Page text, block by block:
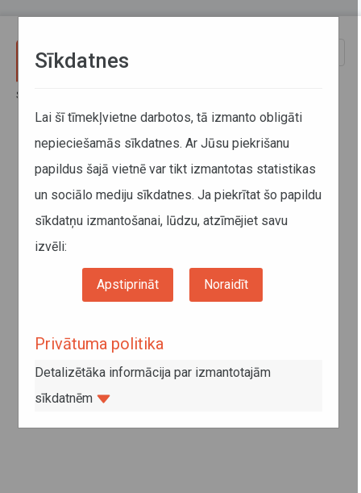
Sākums
Pārvadātie pasažieri
Sīkdatnes
Lai šī tīmekļvietne darbotos, tā izmanto obligāti
nepieciešamās sīkdatnes. Ar Jūsu piekrišanu
papildus šajā vietnē var tikt izmantotas statistikas
un sociālo mediju sīkdatnes. Ja piekrītat šo papildu
sīkdatņu izmantošanai, lūdzu, atzīmējiet savu
izvēli:
Apstiprināt Noraidīt
Privātuma politika
Detalizētāka informācija par izmantotajām
sīkdatnēm